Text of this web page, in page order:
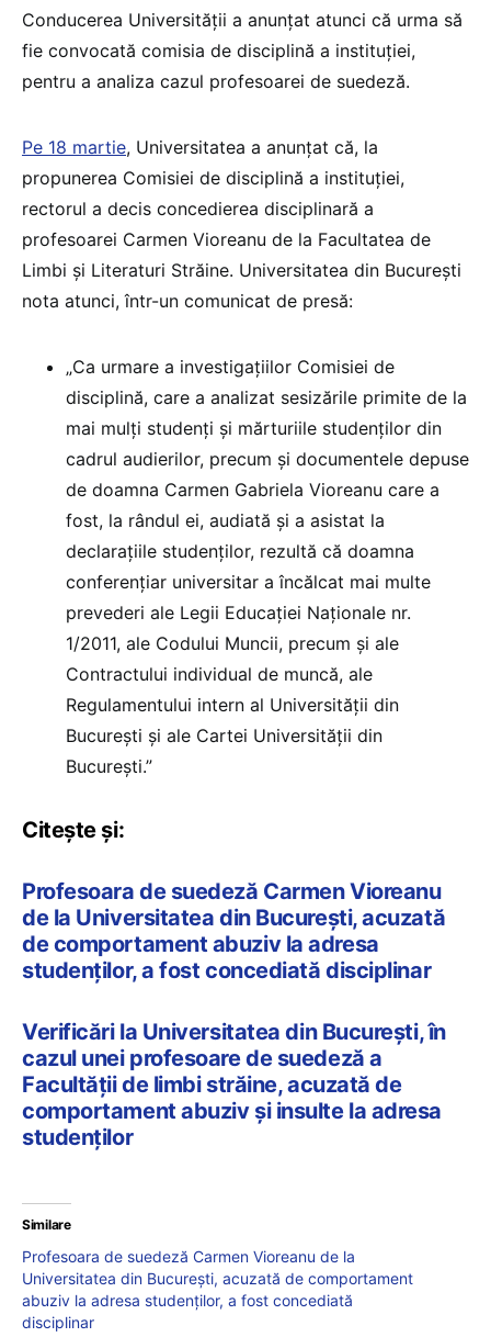
Conducerea Universității a anunțat atunci că urma să
fie convocată comisia de disciplină a instituției,
pentru a analiza cazul profesoarei de suedeză.
Pe 18 martie, Universitatea a anunțat că, la
propunerea Comisiei de disciplină a instituției,
rectorul a decis concedierea disciplinară a
profesoarei Carmen Vioreanu de la Facultatea de
Limbi și Literaturi Străine. Universitatea din București
nota atunci, într-un comunicat de presă:
„Ca urmare a investigațiilor Comisiei de
disciplină, care a analizat sesizările primite de la
mai mulți studenți și mărturiile studenților din
cadrul audierilor, precum și documentele depuse
de doamna Carmen Gabriela Vioreanu care a
fost, la rândul ei, audiată și a asistat la
declarațiile studenților, rezultă că doamna
conferențiar universitar a încălcat mai multe
prevederi ale Legii Educației Naționale nr.
1/2011, ale Codului Muncii, precum și ale
Contractului individual de muncă, ale
Regulamentului intern al Universității din
București și ale Cartei Universității din
București.”
Citește și:
Profesoara de suedeză Carmen Vioreanu
de la Universitatea din București, acuzată
de comportament abuziv la adresa
studenților, a fost concediată disciplinar
Verificări la Universitatea din București, în
cazul unei profesoare de suedeză a
Facultății de limbi străine, acuzată de
comportament abuziv și insulte la adresa
studenților
Similare
Profesoara de suedeză Carmen Vioreanu de la
Universitatea din București, acuzată de comportament
abuziv la adresa studenților, a fost concediată
disciplinar